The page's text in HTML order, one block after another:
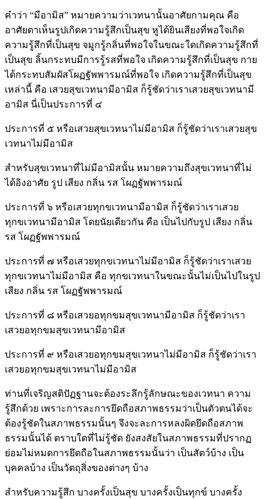
คำว่า “มีอามิส” หมายความว่าเวทนานั้นอาศัยกามคุณ คือ
อาศัยตาเห็นรูปเกิดความรู้สึกเป็นสุข หูได้ยินเสียงที่พอใจเกิด
ความรู้สึกที่เป็นสุข จมูกรู้กลิ่นที่พอใจในขณะใดเกิดความรู้สึกที่
เป็นสุข ลิ้นกระทบมีการรู้รสที่พอใจ เกิดความรู้สึกที่เป็นสุข กาย
ได้กระทบสัมผัสโผฏฐัพพารมณ์ที่พอใจ เกิดความรู้สึกที่เป็นสุข
เหล่านี้ คือ เสวยสุขเวทนามีอามิส ก็รู้ชัดว่าเราเสวยสุขเวทนามี
อามิส นี่เป็นประการที่ ๔
ประการที่ ๕ หรือเสวยสุขเวทนาไม่มีอามิส ก็รู้ชัดว่าเราเสวยสุข
เวทนาไม่มีอามิส
สำหรับสุขเวทนาที่ไม่มีอามิสนั้น หมายความถึงสุขเวทนาที่ไม่
ได้อิงอาศัย รูป เสียง กลิ่น รส โผฏฐัพพารมณ์
ประการที่ ๖ หรือเสวยทุกขเวทนามีอามิส ก็รู้ชัดว่าเราเสวย
ทุกขเวทนามีอามิส โดยนัยเดียวกัน คือ เป็นไปกับรูป เสียง กลิ่น
รส โผฏฐัพพารมณ์
ประการที่ ๗ หรือเสวยทุกขเวทนาไม่มีอามิส ก็รู้ชัดว่าเราเสวย
ทุกขเวทนาไม่มีอามิส คือ ทุกขเวทนาในขณะนั้นไม่เป็นไปในรูป
เสียง กลิ่น รส โผฏฐัพพารมณ์
ประการที่ ๘ หรือเสวยอทุกขมสุขเวทนามีอามิส ก็รู้ชัดว่าเรา
เสวยอทุกขมสุขเวทนามีอามิส
ประการที่ ๙ หรือเสวยอทุกขมสุขเวทนาไม่มีอามิส ก็รู้ชัดว่าเรา
เสวยอทุกขมสุขเวทนาไม่มีอามิส
ท่านที่เจริญสติปัฏฐานจะต้องระลึกรู้ลักษณะของเวทนา ความ
รู้สึกด้วย เพราะการละการยึดถือสภาพธรรมว่าเป็นตัวตนได้จะ
ต้องรู้ชัดในสภาพธรรมนั้นๆ จึงจะละการหลงผิดยึดถือสภาพ
ธรรมนั้นได้ ตราบใดที่ไม่รู้ชัด ยังสงสัยในสภาพธรรมที่ปรากฏ
ย่อมไม่หมดการยึดถือในสภาพธรรมนั้นว่า เป็นสัตว์บ้าง เป็น
บุคคลบ้าง เป็นวัตถุสิ่งของต่างๆ บ้าง
สำหรับความรู้สึก บางครั้งเป็นสุข บางครั้งเป็นทุกข์ บางครั้ง